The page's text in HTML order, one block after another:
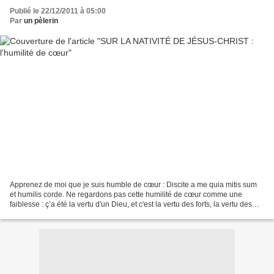
Publié le 22/12/2011 à 05:00
Par un pèlerin
Apprenez de moi que je suis humble de cœur : Discite a me quia mitis sum
et humilis corde. Ne regardons pas cette humilité de cœur comme une
faiblesse : ç’a été la vertu d'un Dieu, et c'est la vertu des forts, la vertu des